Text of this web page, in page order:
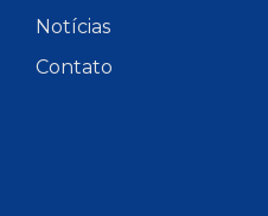
Notícias
Contato